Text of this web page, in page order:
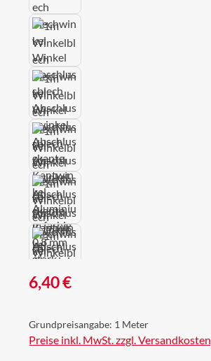
Regulärer Preis:
6,40 €
Grundpreisangabe: 1 Meter
Preise inkl. MwSt. zzgl. Versandkosten